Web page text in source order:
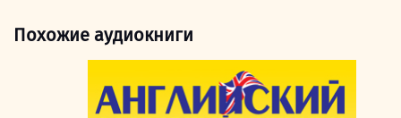
Похожие аудиокниги